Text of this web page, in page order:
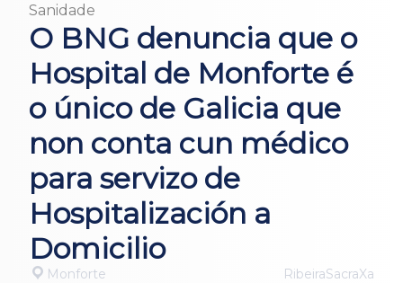
Sanidade
O BNG denuncia que o
Hospital de Monforte é
o único de Galicia que
non conta cun médico
para servizo de
Hospitalización a
Domicilio
Monforte RibeiraSacraXa